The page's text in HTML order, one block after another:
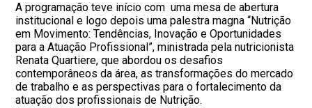
A programação teve início com uma mesa de abertura
institucional e logo depois uma palestra magna “Nutrição
em Movimento: Tendências, Inovação e Oportunidades
para a Atuação Profissional”, ministrada pela nutricionista
Renata Quartiere, que abordou os desafios
contemporâneos da área, as transformações do mercado
de trabalho e as perspectivas para o fortalecimento da
atuação dos profissionais de Nutrição.